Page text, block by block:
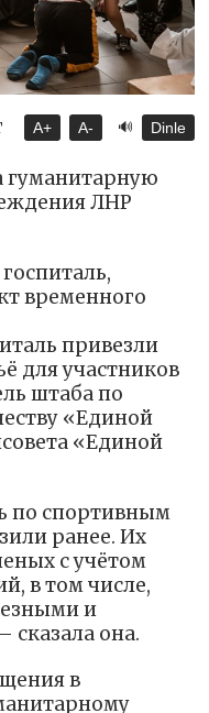
A+ A- 🔊 Dinle
гуманитарную
ЛНР
временного
привезли
для участников
штаба по
«Единой
«Единой
по спортивным
ранее. Их
с учётом
в том числе,
и
она.
в